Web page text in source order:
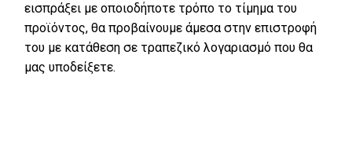
εισπράξει με οποιοδήποτε τρόπο το τίμημα του
προϊόντος, θα προβαίνουμε άμεσα στην επιστροφή
του με κατάθεση σε τραπεζικό λογαριασμό που θα
μας υποδείξετε.